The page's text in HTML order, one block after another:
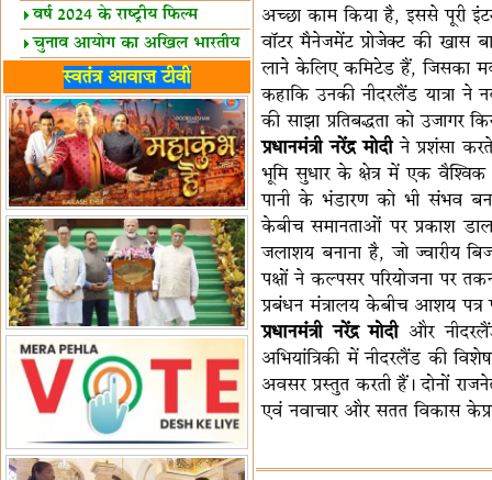
झंडीवर्ष 2024 के राष्ट्रीय फिल्म
पुरस्कारों की घोषणा
चुनाव आयोग का अखिल भारतीय
मीडिया सम्मेलन
भारत में केवड़े का अस्तित्‍व 24
लाख वर्ष!
लखनऊ में 'एक राष्ट्र एक चुनाव'
पर बैठक
विधानमंडल लोकतंत्र की पाठशाला
हैं-बिरला
'द वॉयस ऑफ जस्टिस: जस्टिस
गवई स्पीक्स'
राष्ट्रीय युद्ध स्मारक से 'शौर्य विजय
यात्रा' शुरू
भारत जापान में रक्षा संबंधों का
विस्तार
'एनसीसी को मजबूत करना राष्ट्रीय
जिम्मेदारी'
भारत-ऑस्ट्रेलिया ने खेल संबंधों का
जश्न मनाया
'भारत को फुटबॉल में भी वैश्विक
पहचान दिलाएं'
अल्पसंख्यक मंत्री ने की हज
नीति-2027 की घोषणा
राखीगढ़ी में मिले मानव कंकाल
अवशेष
राष्ट्रपति ने कूनो उद्यान में चीता
प्रबंधन देखा
स्वतंत्र आवाज़ टीवी
अच्छा काम किया है, इससे पूरी
वॉटर मैनेजमेंट प्रोजेक्ट की खास
लाने केलिए कमिटेड हैं, जिसका
कहाकि उनकी नीदरलैंड यात्रा ने
की साझा प्रतिबद्धता को उजागर
प्रधानमंत्री नरेंद्र मोदीने प्रशंसा
भूमि सुधार के क्षेत्र में एक
पानी के भंडारण को भी संभव
केबीच समानताओं पर प्रकाश
जलाशय बनाना है, जो ज्वारीय
पक्षों ने कल्पसर परियोजना पर
प्रबंधन मंत्रालय केबीच आशय पत्र
प्रधानमंत्री नरेंद्र मोदीऔर नीदरलैंड
अभियांत्रिकी में नीदरलैंड की
अवसर प्रस्तुत करती हैं। दोनों
एवं नवाचार और सतत विकास